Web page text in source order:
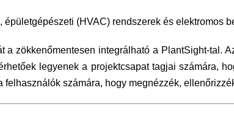
(HVAC) rendszerek és elektromos
a zökkenőmentesen integrálható a PlantSight-tal.
legyenek a projektcsapat tagjai számára,
számára, hogy megnézzék,